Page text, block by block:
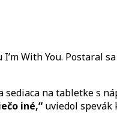
With You. Postaral
na tabletke s
iné,“ uviedol spevák